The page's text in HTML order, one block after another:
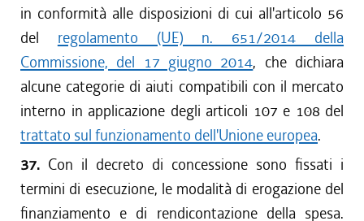
in conformità alle disposizioni di cui all'articolo 56
del regolamento (UE) n. 651/2014 della
Commissione, del 17 giugno 2014, che dichiara
alcune categorie di aiuti compatibili con il mercato
interno in applicazione degli articoli 107 e 108 del
trattato sul funzionamento dell'Unione europea.
37. Con il decreto di concessione sono fissati i
termini di esecuzione, le modalità di erogazione del
finanziamento e di rendicontazione della spesa.